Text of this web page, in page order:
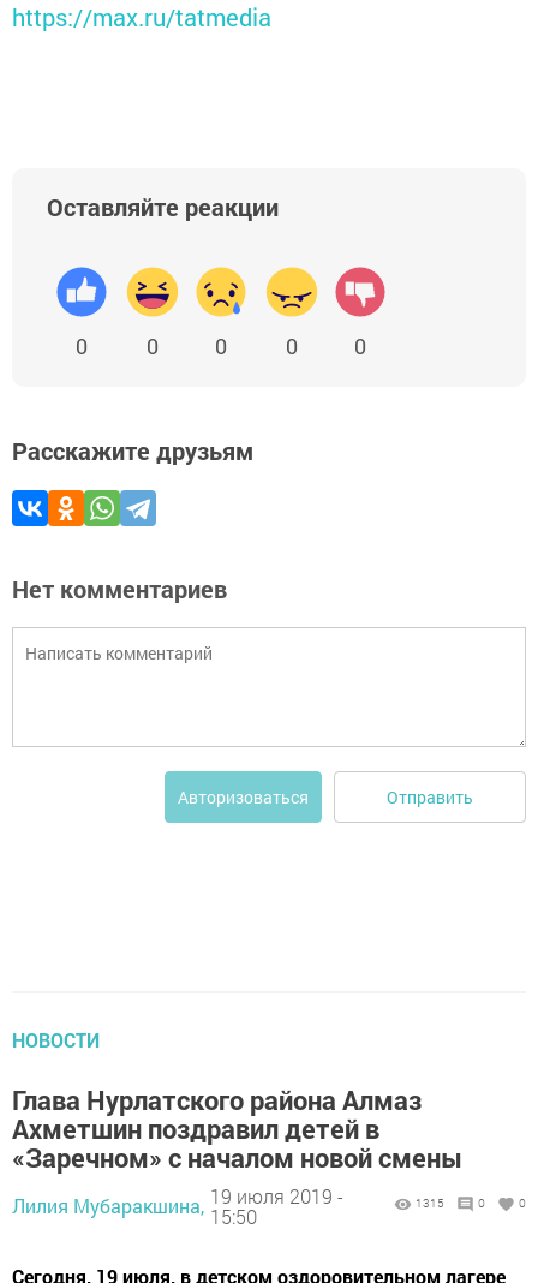
https://max.ru/tatmedia
Оставляйте реакции
0 0 0 0 0
Расскажите друзьям
Нет комментариев
Авторизоваться Отправить
НОВОСТИ
Глава Нурлатского района Алмаз
Ахметшин поздравил детей в
«Заречном» с началом новой смены
Лилия Мубаракшина, 19 июля 2019 -
15:50
1315 0 0
Сегодня, 19 июля, в детском оздоровительном лагере